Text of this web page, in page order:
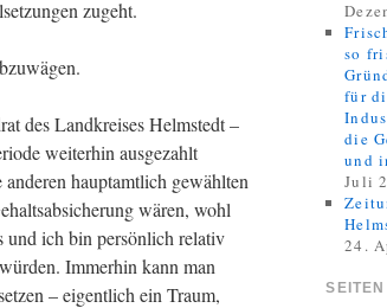
zugeht.
des Landkreises Helmstedt –
weiterhin ausgezahlt
hauptamtlich gewählten
wären, wohl
und ich bin persönlich relativ
Immerhin kann man
– eigentlich ein Traum,
so
für
die
und
Juli
24.